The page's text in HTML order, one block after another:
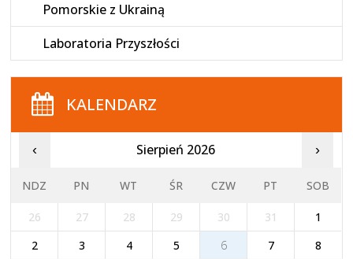
Pomorskie z Ukrainą
Laboratoria Przyszłości
KALENDARZ
‹ Sierpień 2026 ›
NDZ PN WT ŚR CZW PT SOB
26 27 28 29 30 31
1
2
3 4 5 6 7
8